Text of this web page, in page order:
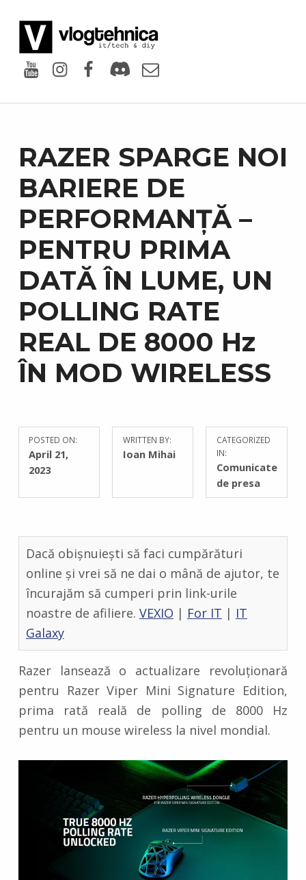
YoutubeInstagram
Facebook
DiscordEmail
RAZER SPARGE NOI
BARIERE DE
PERFORMANȚĂ –
PENTRU PRIMA
DATĂ ÎN LUME, UN
POLLING RATE
REAL DE 8000 Hz
ÎN MOD WIRELESS
POSTED ON:
April 21,
2023
WRITTEN BY:
Ioan Mihai
C
O
M
T
S
0
CATEGORIZED
IN:
Comunicate
de presa
Dacă obișnuiești să faci cumpărături
online și vrei să ne dai o mână de ajutor, te
încurajăm să cumperi prin link-urile
noastre de afiliere. VEXIO | For IT | IT
Galaxy
Razer lansează o actualizare revoluționară
pentru Razer Viper Mini Signature Edition,
prima rată reală de polling de 8000 Hz
pentru un mouse wireless la nivel mondial.